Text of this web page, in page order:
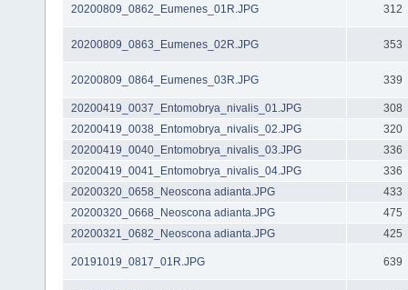
20200809_0862_Eumenes_01R.JPG 312
20200809_0863_Eumenes_02R.JPG 353
20200809_0864_Eumenes_03R.JPG 339
20200419_0037_Entomobrya_nivalis_01.JPG
308
20200419_0038_Entomobrya_nivalis_02.JPG
320
20200419_0040_Entomobrya_nivalis_03.JPG
336
20200419_0041_Entomobrya_nivalis_04.JPG
336
20200320_0658_Neoscona adianta.JPG
433
20200320_0668_Neoscona adianta.JPG
475
20200321_0682_Neoscona adianta.JPG
425
20191019_0817_01R.JPG 639